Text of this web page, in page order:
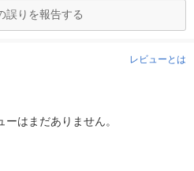
誤りを報告する
レビューとは
はまだありません。